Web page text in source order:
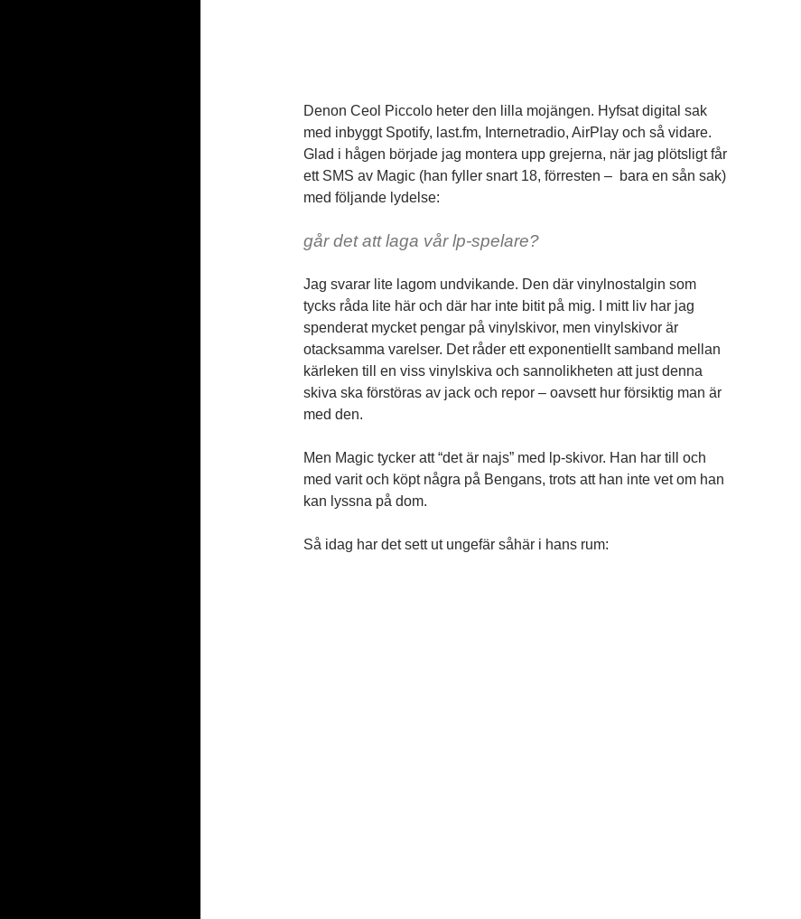
Denon Ceol Piccolo heter den lilla mojängen. Hyfsat digital sak
med inbyggt Spotify, last.fm, Internetradio, AirPlay och så vidare.
Glad i hågen började jag montera upp grejerna, när jag plötsligt får
ett SMS av Magic (han fyller snart 18, förresten – bara en sån sak)
med följande lydelse:
går det att laga vår lp-spelare?
Jag svarar lite lagom undvikande. Den där vinylnostalgin som
tycks råda lite här och där har inte bitit på mig. I mitt liv har jag
spenderat mycket pengar på vinylskivor, men vinylskivor är
otacksamma varelser. Det råder ett exponentiellt samband mellan
kärleken till en viss vinylskiva och sannolikheten att just denna
skiva ska förstöras av jack och repor – oavsett hur försiktig man är
med den.
Men Magic tycker att “det är najs” med lp-skivor. Han har till och
med varit och köpt några på Bengans, trots att han inte vet om han
kan lyssna på dom.
Så idag har det sett ut ungefär såhär i hans rum: